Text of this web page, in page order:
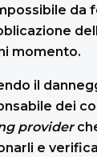
da
momento.
il
dei
provider
e